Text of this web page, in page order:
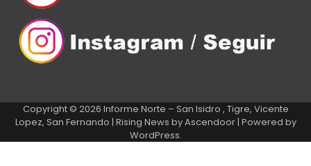
Copyright © 2026 Informe Norte – San Isidro , Tigre, Vicente
Lopez, San Fernando | Rising News byAscendoor| Powered by
WordPress.